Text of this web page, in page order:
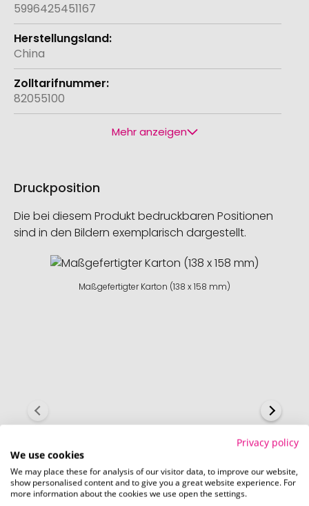
5996425451167
China
82055100
Mehr anzeigen
Druckposition
Die bei diesem Produkt bedruckbaren Positionen
sind in den Bildern exemplarisch dargestellt.
Maßgefertigter Karton (138 x 158 mm)
Privacy policy
We use cookies
We may place these for analysis of our visitor data, to improve our website,
show personalised content and to give you a great website experience. For
more information about the cookies we use open the settings.